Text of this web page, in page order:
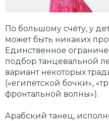
По большому счёту, у
может быть никаких
Единственное
подбор танцевальной
вариант некоторых
(«египетской бочки»,
фронтальной волны»).
Арабский танец,